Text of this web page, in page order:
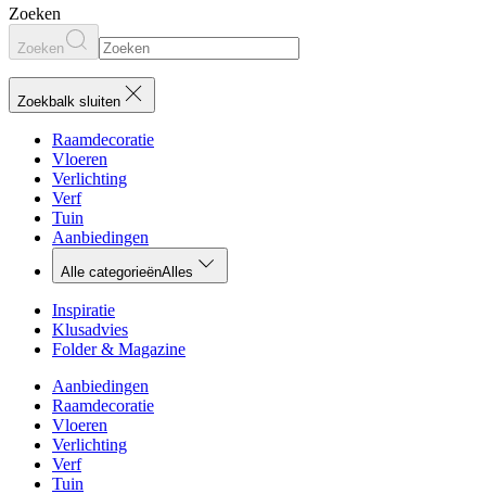
Zoeken
Zoeken
Zoekbalk sluiten
Raamdecoratie
Vloeren
Verlichting
Verf
Tuin
Aanbiedingen
Alle categorieënAlles
Inspiratie
Klusadvies
Folder & Magazine
Aanbiedingen
Raamdecoratie
Vloeren
Verlichting
Verf
Tuin